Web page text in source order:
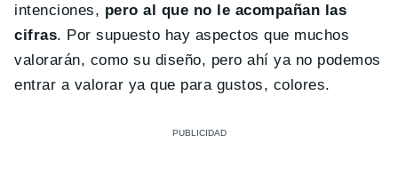
intenciones, pero al que no le acompañan las
cifras. Por supuesto hay aspectos que muchos
valorarán, como su diseño, pero ahí ya no podemos
entrar a valorar ya que para gustos, colores.